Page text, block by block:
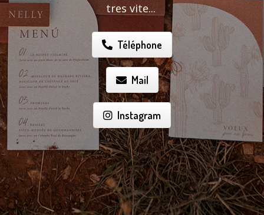
tres vite...
Téléphone
Mail
Instagram